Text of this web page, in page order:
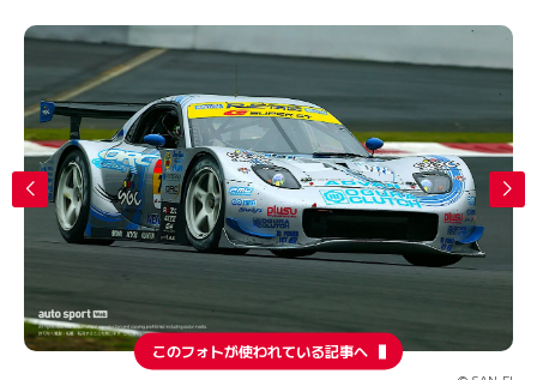
このフォトが使われている記事へ